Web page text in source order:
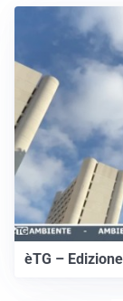
èTG –